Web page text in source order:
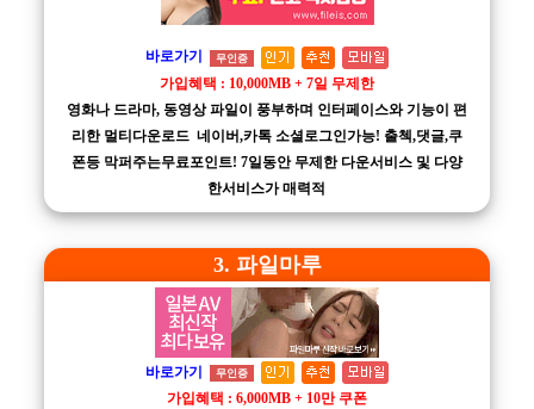
바로가기 무인증
가입혜택 : 10,000MB + 7일 무제한
영화나 드라마, 동영상 파일이 풍부하며 인터페이스와 기능이 편
리한 멀티다운로드 네이버,카톡 소셜로그인가능! 출첵,댓글,쿠
폰등 막퍼주는무료포인트! 7일동안 무제한 다운서비스 및 다양
한서비스가 매력적
3. 파일마루
바로가기 무인증
가입혜택 : 6,000MB + 10만 쿠폰